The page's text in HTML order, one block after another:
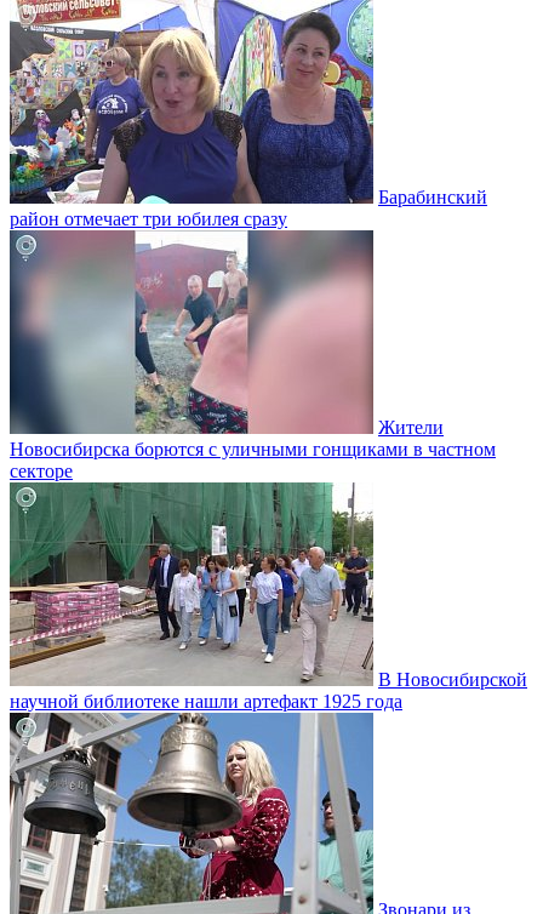
Барабинский
район отмечает три юбилея сразу
Жители
Новосибирска борются с уличными гонщиками в частном
секторе
В Новосибирской
научной библиотеке нашли артефакт 1925 года
Звонари из